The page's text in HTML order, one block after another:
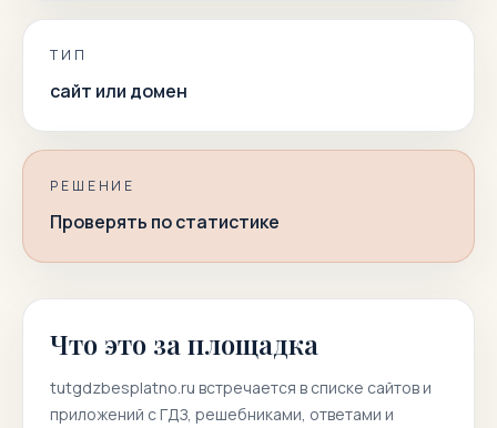
ТИП
сайт или домен
РЕШЕНИЕ
Проверять по статистике
Что это за площадка
tutgdzbesplatno.ru встречается в списке сайтов и
приложений с ГДЗ, решебниками, ответами и